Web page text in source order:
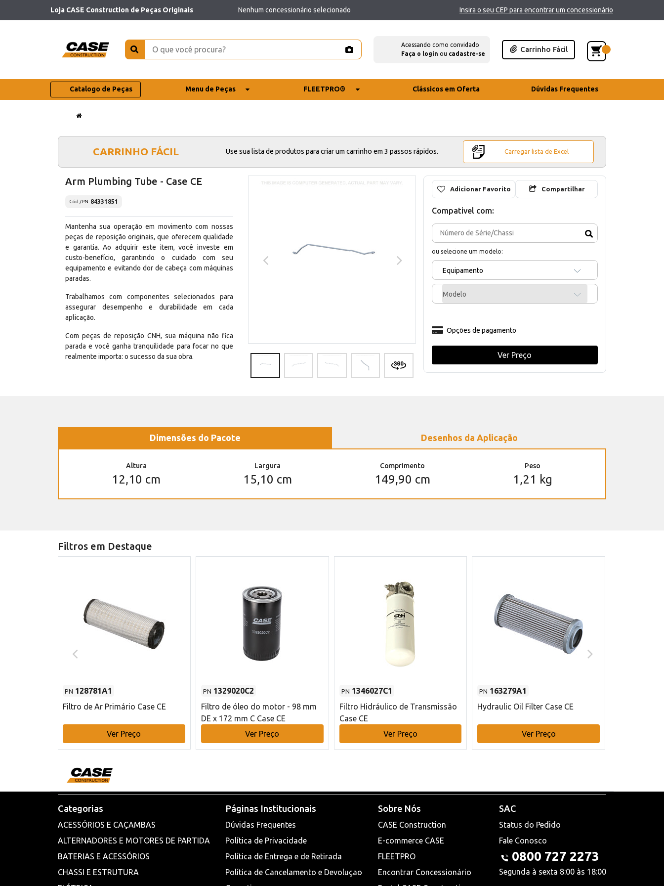
Loja CASE Construction de Peças Originais Nenhum concessionário selecionado Insira o seu CEP para encontrar um concessionário
Acessando como convidado
Faça o login ou cadastre-se
Carrinho Fácil
Catalogo de Peças Menu de Peças FLEETPRO® Clássicos em Oferta Dúvidas Frequentes
CARRINHO FÁCIL Use sua lista de produtos para criar um carrinho em 3 passos rápidos. Carregar lista de Excel
Arm Plumbing Tube - Case CE
Cód./PN 84331851
Mantenha sua operação em movimento com nossas
peças de reposição originais, que oferecem qualidade
e garantia. Ao adquirir este item, você investe em
custo-benefício, garantindo o cuidado com seu
equipamento e evitando dor de cabeça com máquinas
paradas.
Trabalhamos com componentes selecionados para
assegurar desempenho e durabilidade em cada
aplicação.
Com peças de reposição CNH, sua máquina não fica
parada e você ganha tranquilidade para focar no que
realmente importa: o sucesso da sua obra.
Adicionar Favorito Compartilhar
Compativel com:
ou selecione um modelo:
Equipamento
Modelo
Opções de pagamento
Ver Preço
Dimensões do Pacote Desenhos da Aplicação
Altura
12,10 cm
Largura
15,10 cm
Comprimento
149,90 cm
Peso
1,21 kg
Filtros em Destaque
PN 128781A1
Filtro de Ar Primário Case CE
Ver Preço
PN 1329020C2
Filtro de óleo do motor - 98 mm
DE x 172 mm C Case CE
Ver Preço
PN 1346027C1
Filtro Hidráulico de Transmissão
Case CE
Ver Preço
PN 163279A1
Hydraulic Oil Filter Case CE
Ver Preço
Categorias
ACESSÓRIOS E CAÇAMBAS
ALTERNADORES E MOTORES DE PARTIDA
BATERIAS E ACESSÓRIOS
CHASSI E ESTRUTURA
Páginas Institucionais
Dúvidas Frequentes
Política de Privacidade
Política de Entrega e de Retirada
Política de Cancelamento e Devoluçao
Sobre Nós
CASE Construction
E-commerce CASE
FLEETPRO
Encontrar Concessionário
SAC
Status do Pedido
Fale Conosco
0800 727 2273
Segunda à sexta 8:00 às 18:00